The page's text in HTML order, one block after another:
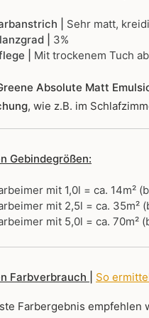
| Sehr matt,
| 3%
| Mit trockenem Tuch
Absolute Matt
, wie z.B. im
Gebindegrößen:
mit 1,0l = ca. 14m²
mit 2,5l = ca. 35m²
mit 5,0l = ca. 70m²
Farbverbrauch | So
Farbergebnis empfehlen